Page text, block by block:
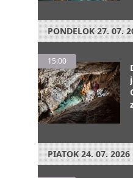
PONDELOK 27. 07.
15:00
PIATOK 24. 07. 2026